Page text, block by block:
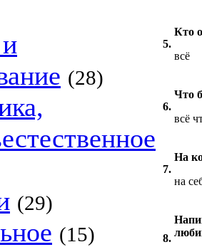
(28)
(29)
(15)
5.
Кто
всё
6.
Что
всё
7.
На
на
8.